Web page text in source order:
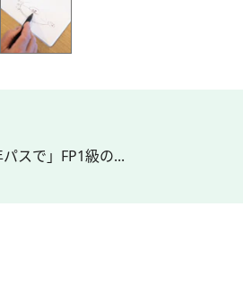
スで」FP1級の...